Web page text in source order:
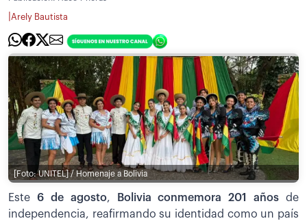
Arely Bautista
[Foto: UNITEL] / Homenaje a Bolivia
Este 6 de agosto, Bolivia conmemora 201 años de
independencia, reafirmando su identidad como un país